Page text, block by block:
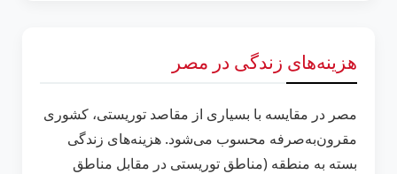
هزینه‌های زندگی در مصر
مصر در مقایسه با بسیاری از مقاصد توریستی، کشوری
مقرون‌به‌صرفه محسوب می‌شود. هزینه‌های زندگی
بسته به منطقه (مناطق توریستی در مقابل مناطق